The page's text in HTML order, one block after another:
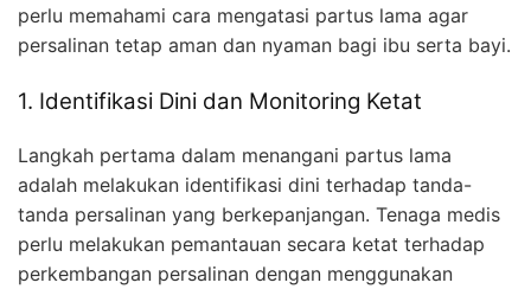
perlu memahami cara mengatasi partus lama agar
persalinan tetap aman dan nyaman bagi ibu serta bayi.
1. Identifikasi Dini dan Monitoring Ketat
Langkah pertama dalam menangani partus lama
adalah melakukan identifikasi dini terhadap tanda-
tanda persalinan yang berkepanjangan. Tenaga medis
perlu melakukan pemantauan secara ketat terhadap
perkembangan persalinan dengan menggunakan